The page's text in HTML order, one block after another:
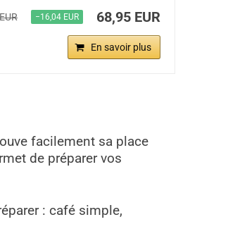
−16,04 EUR 68,95 EUR
En savoir plus
facilement sa place
de préparer vos
: café simple,